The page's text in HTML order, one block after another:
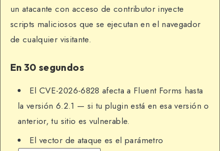
un atacante con acceso de contributor inyecte
scripts maliciosos que se ejecutan en el navegador
de cualquier visitante.
En 30 segundos
El CVE-2026-6828 afecta a Fluent Forms hasta
la versión 6.2.1 — si tu plugin está en esa versión o
anterior, tu sitio es vulnerable.
El vector de ataque es el parámetro